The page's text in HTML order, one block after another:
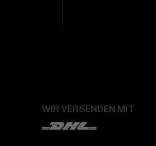
WIR VERSENDEN MIT